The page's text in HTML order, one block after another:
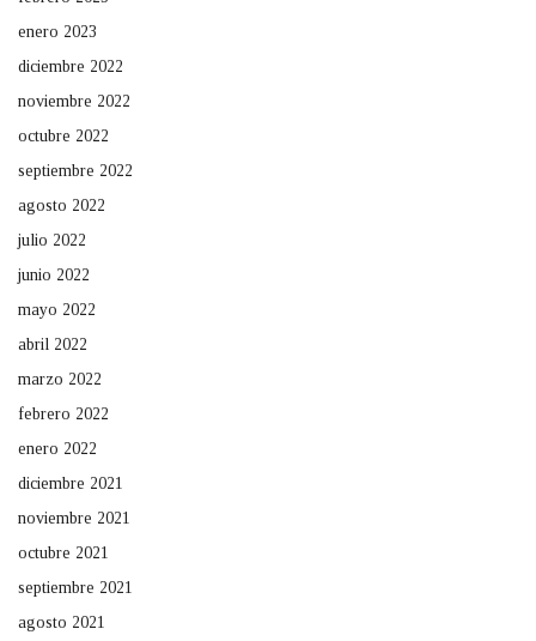
enero 2023
diciembre 2022
noviembre 2022
octubre 2022
septiembre 2022
agosto 2022
julio 2022
junio 2022
mayo 2022
abril 2022
marzo 2022
febrero 2022
enero 2022
diciembre 2021
noviembre 2021
octubre 2021
septiembre 2021
agosto 2021